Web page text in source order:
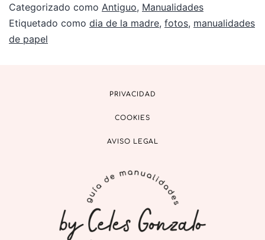
Categorizado como Antiguo, Manualidades
Etiquetado como dia de la madre, fotos, manualidades
de papel
PRIVACIDAD
COOKIES
AVISO LEGAL